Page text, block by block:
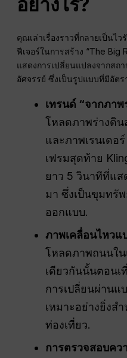
คุณเล่าเรื่องราวที่กลายเป็นไว
ฟีเจอร์ในการสร้าง “The
แสดงการเปลี่ยนแปลงจากสถ
อัศจรรย์ ซึ่งเป็นรูปแบบที่มีอัต
เทรนด์ “จากภาพ
โหลดภาพร่างดิน
และภาพเรนเดอ
เฟรมสุดท้าย
ยาว 5 วินาทีที่แ
มา ซึ่งเป็นขุมทรั
ออกแบบ.
ภาพเคลื่อนไหวแ
โหลดภาพถนนใน
เดียวกันนั้นตอนเ
การเปลี่ยนผ่านแ
เหมาะอย่างยิ่งส
ท่องเที่ยว.
การตรวจสอบคว